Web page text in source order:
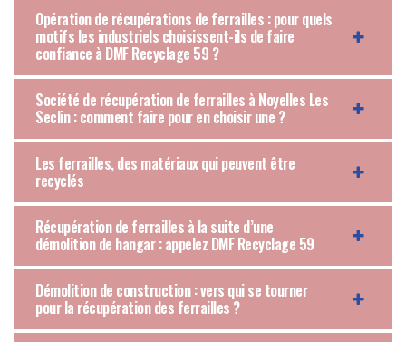
Opération de récupérations de ferrailles : pour quels
motifs les industriels choisissent-ils de faire
confiance à DMF Recyclage 59 ?
Société de récupération de ferrailles à Noyelles Les
Seclin : comment faire pour en choisir une ?
Les ferrailles, des matériaux qui peuvent être
recyclés
Récupération de ferrailles à la suite d’une
démolition de hangar : appelez DMF Recyclage 59
Démolition de construction : vers qui se tourner
pour la récupération des ferrailles ?